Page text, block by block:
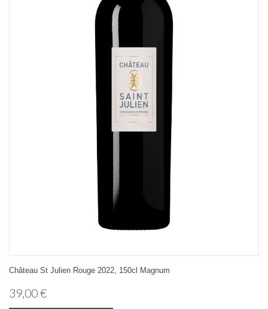
Château St Julien Rouge 2022, 150cl Magnum
39,00 €